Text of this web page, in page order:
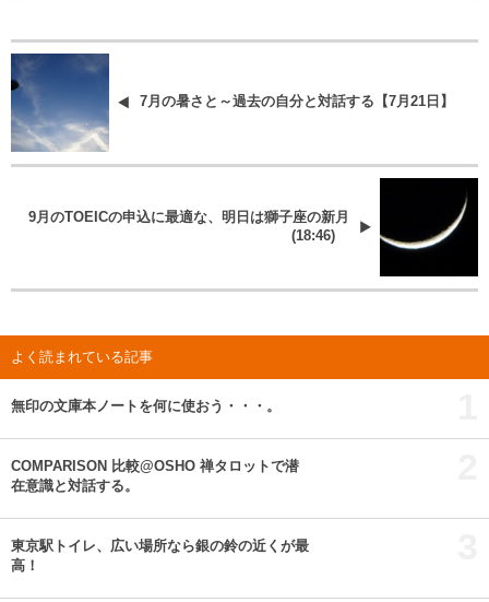
7月の暑さと～過去の自分と対話する【7月21日】
9月のTOEICの申込に最適な、明日は獅子座の新月
(18:46)
よく読まれている記事
無印の文庫本ノートを何に使おう・・・。
COMPARISON 比較@OSHO 禅タロットで潜
在意識と対話する。
東京駅トイレ、広い場所なら銀の鈴の近くが最
高！